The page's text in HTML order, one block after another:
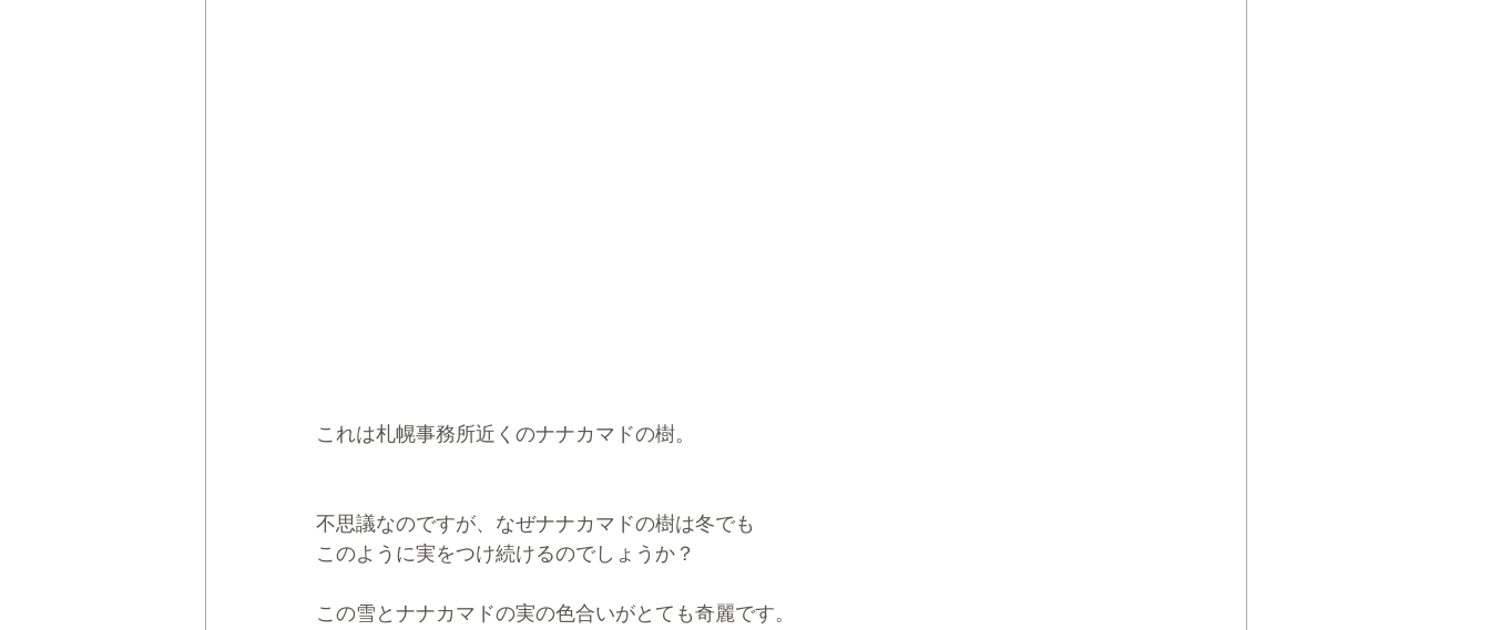
これは札幌事務所近くのナナカマドの樹。
不思議なのですが、なぜナナカマドの樹は冬でも
このように実をつけ続けるのでしょうか？
この雪とナナカマドの実の色合いがとても奇麗です。